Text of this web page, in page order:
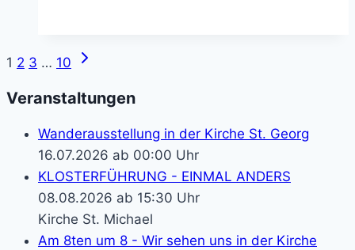
Seitennavigation
1 2 3 … 10
Nächste
Veranstaltungen
Wanderausstellung in der Kirche St. Georg
16.07.2026 ab 00:00 Uhr
KLOSTERFÜHRUNG - EINMAL ANDERS
08.08.2026 ab 15:30 Uhr
Kirche St. Michael
Am 8ten um 8 - Wir sehen uns in der Kirche